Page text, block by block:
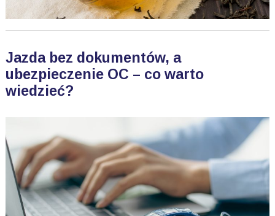
Jazda bez dokumentów, a
ubezpieczenie OC – co warto
wiedzieć?